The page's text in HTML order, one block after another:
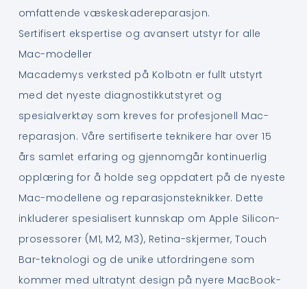
omfattende væskeskadereparasjon.
Sertifisert ekspertise og avansert utstyr for alle
Mac-modeller
Macademys verksted på Kolbotn er fullt utstyrt
med det nyeste diagnostikkutstyret og
spesialverktøy som kreves for profesjonell Mac-
reparasjon. Våre sertifiserte teknikere har over 15
års samlet erfaring og gjennomgår kontinuerlig
opplæring for å holde seg oppdatert på de nyeste
Mac-modellene og reparasjonsteknikker. Dette
inkluderer spesialisert kunnskap om Apple Silicon-
prosessorer (M1, M2, M3), Retina-skjermer, Touch
Bar-teknologi og de unike utfordringene som
kommer med ultratynt design på nyere MacBook-